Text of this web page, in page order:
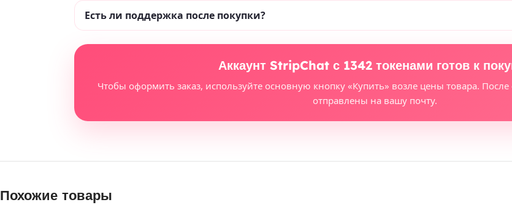
Есть ли поддержка после покупки?
Аккаунт StripChat с 1342 токенами готов к
Чтобы оформить заказ, используйте основную кнопку «Купить» возле цены товара.
отправлены на вашу почту.
Похожие товары